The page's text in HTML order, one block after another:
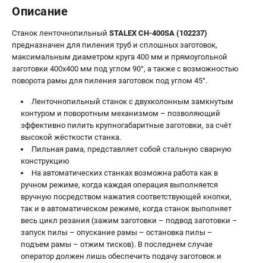
Описание
Станок ленточнопильный STALEX CH-400SА (102237)
предназначен для пиления труб и сплошных заготовок,
максимальным диаметром круга 400 мм и прямоугольной
заготовки 400x400 мм под углом 90°, а также с возможностью
поворота рамы для пиления заготовок под углом 45°.
Ленточнопильный станок с двухколонным замкнутым
контуром и поворотным механизмом – позволяющий
эффективно пилить крупногабаритные заготовки, за счёт
высокой жёсткости станка.
Пильная рама, представляет собой стальную сварную
конструкцию
На автоматических станках возможна работа как в
ручном режиме, когда каждая операция выполняется
вручную посредством нажатия соответствующей кнопки,
так и в автоматическом режиме, когда станок выполняет
весь цикл резания (зажим заготовки – подвод заготовки –
запуск пилы – опускание рамы – остановка пилы –
подъем рамы – отжим тисков). В последнем случае
оператор должен лишь обеспечить подачу заготовок и